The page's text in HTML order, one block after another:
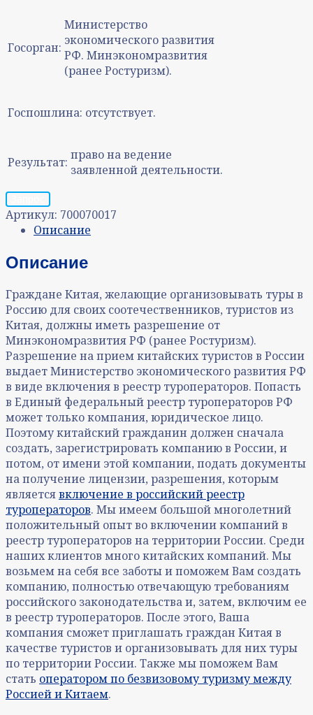
Госорган:
Министерство
экономического развития
РФ. Минэкономразвития
(ранее Ростуризм).
Госпошлина: отсутствует.
Результат: право на ведение
заявленной деятельности.
Артикул: 700070017
Описание
Описание
Граждане Китая, желающие организовывать туры в
Россию для своих соотечественников, туристов из
Китая, должны иметь разрешение от
Минэкономразвития РФ (ранее Ростуризм).
Разрешение на прием китайских туристов в России
выдает Министерство экономического развития РФ
в виде включения в реестр туроператоров. Попасть
в Единый федеральный реестр туроператоров РФ
может только компания, юридическое лицо.
Поэтому китайский гражданин должен сначала
создать, зарегистрировать компанию в России, и
потом, от имени этой компании, подать документы
на получение лицензии, разрешения, которым
являетсявключение в российский реестр
туроператоров. Мы имеем большой многолетний
положительный опыт во включении компаний в
реестр туроператоров на территории России. Среди
наших клиентов много китайских компаний. Мы
возьмем на себя все заботы и поможем Вам создать
компанию, полностью отвечающую требованиям
российского законодательства и, затем, включим ее
в реестр туроператоров. После этого, Ваша
компания сможет приглашать граждан Китая в
качестве туристов и организовывать для них туры
по территории России. Также мы поможем Вам
стать оператором по безвизовому туризму между
Россией и Китаем.